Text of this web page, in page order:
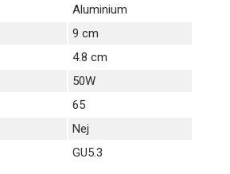
Aluminium
9 cm
4.8 cm
50W
65
Nej
GU5.3